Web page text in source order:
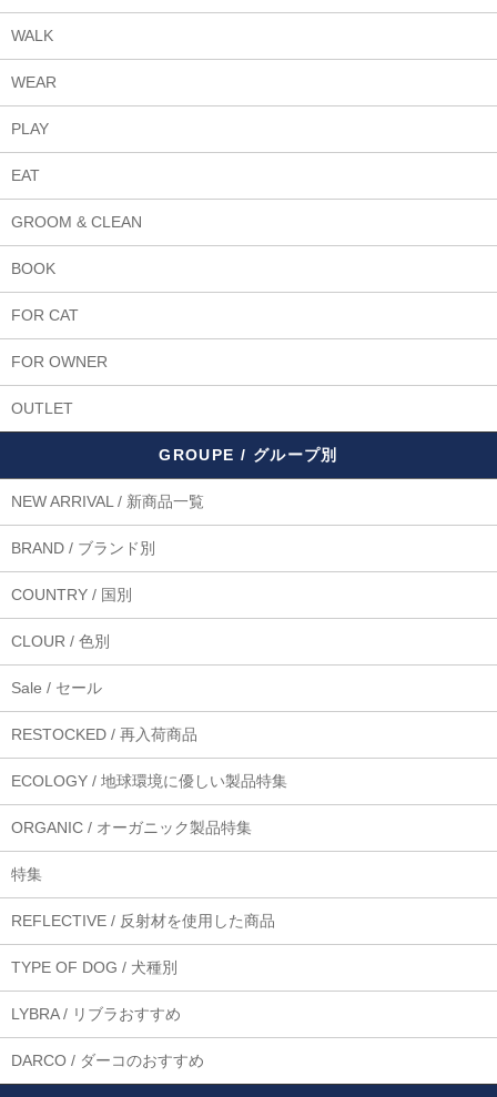
WALK
WEAR
PLAY
EAT
GROOM & CLEAN
BOOK
FOR CAT
FOR OWNER
OUTLET
GROUPE / グループ別
NEW ARRIVAL / 新商品一覧
BRAND / ブランド別
COUNTRY / 国別
CLOUR / 色別
Sale / セール
RESTOCKED / 再入荷商品
ECOLOGY / 地球環境に優しい製品特集
ORGANIC / オーガニック製品特集
特集
REFLECTIVE / 反射材を使用した商品
TYPE OF DOG / 犬種別
LYBRA / リブラおすすめ
DARCO / ダーコのおすすめ